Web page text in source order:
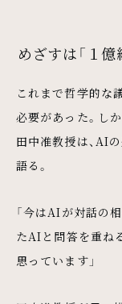
めざすは「１
これまで哲学的な
必要があった。し
田中准教授は、AI
語る。
「今はAIが対話の
たAIと問答を重ね
思っています」